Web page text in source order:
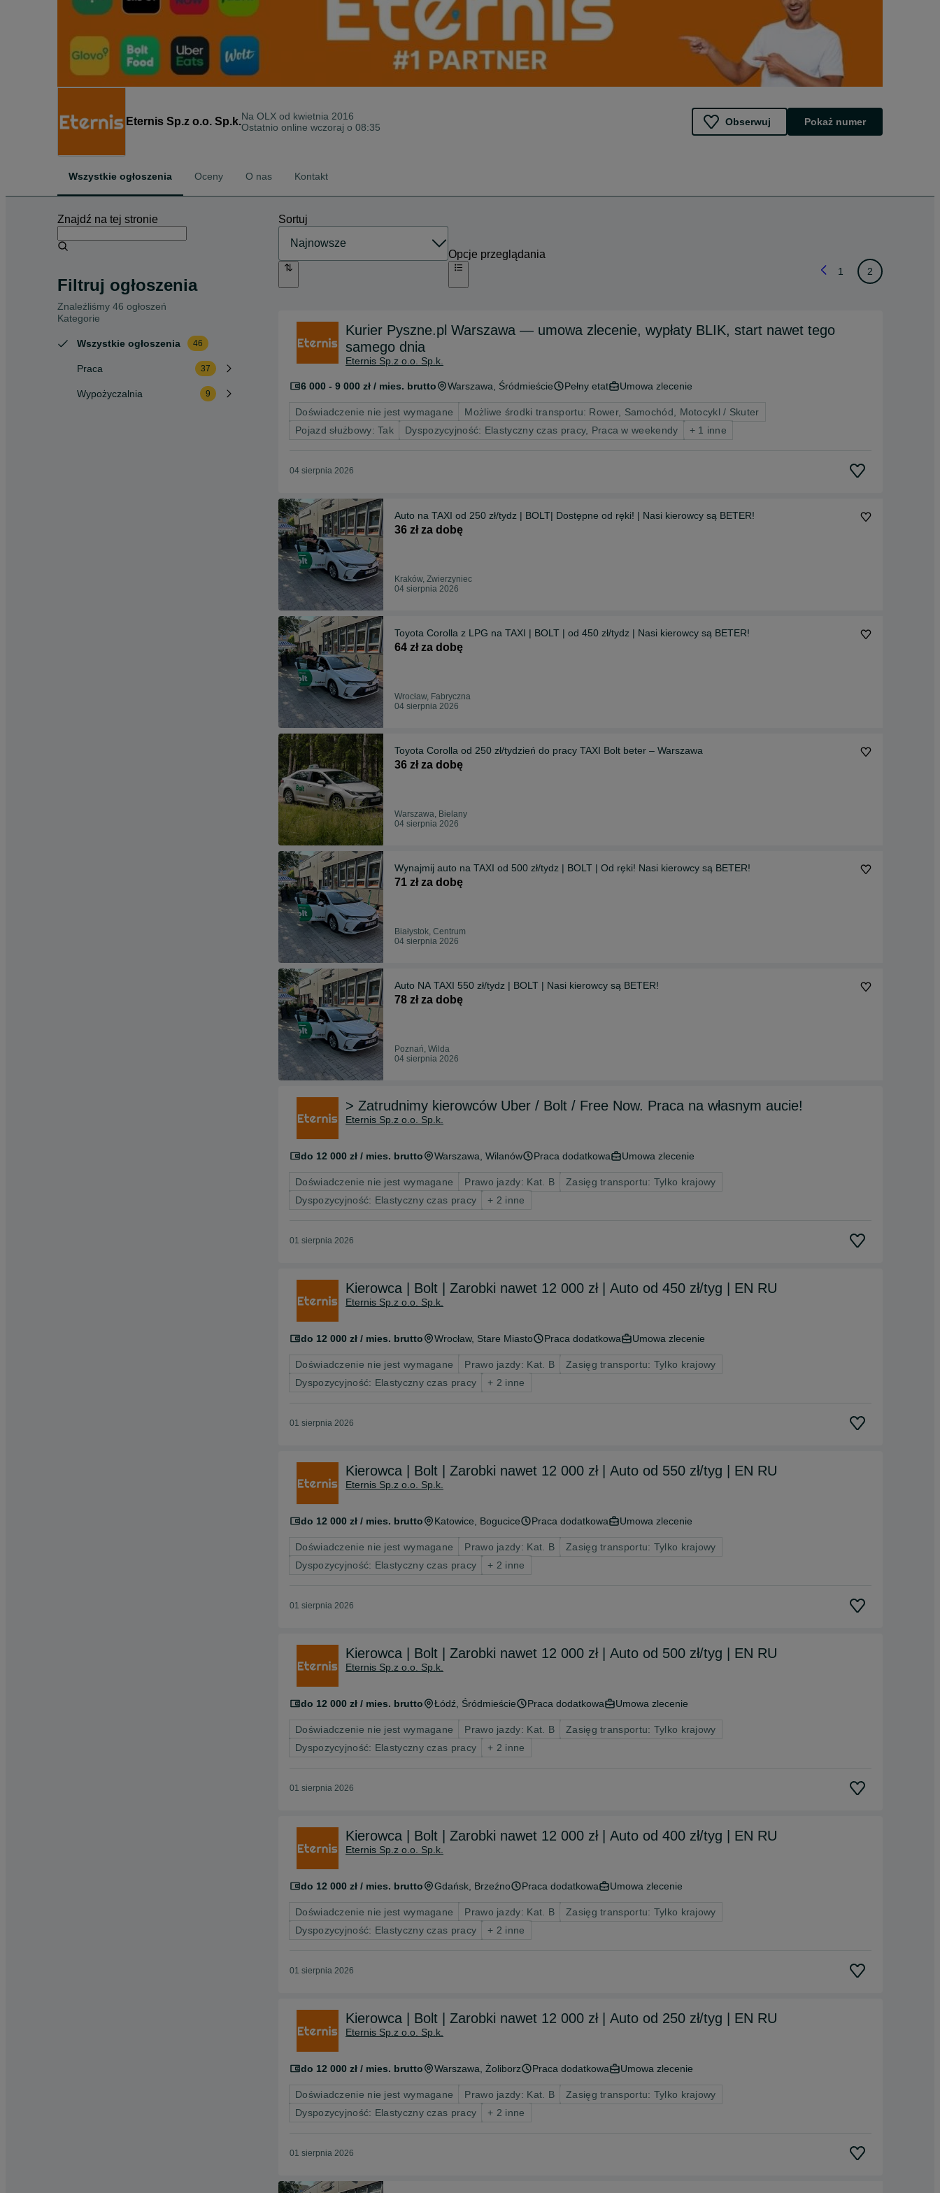
Eternis Sp.z o.o. Sp.k.Na OLX od kwietnia 2016
Ostatnio online wczoraj o 08:35
Obserwuj Pokaż numer
Wszystkie ogłoszenia Oceny O nas Kontakt
Znajdź na tej stronie
Filtruj ogłoszenia
Znaleźliśmy 46 ogłoszeń
Kategorie
Wszystkie ogłoszenia 46
Praca 37
Wypożyczalnia 9
Sortuj
Opcje przeglądania
1 2
Kurier Pyszne.pl Warszawa — umowa zlecenie, wypłaty BLIK, start nawet tego
samego dnia
Eternis Sp.z o.o. Sp.k.
6 000 - 9 000 zł / mies. brutto Warszawa , Śródmieście Pełny etat Umowa zlecenie
Doświadczenie nie jest wymagane
Możliwe środki transportu: Rower, Samochód, Motocykl / Skuter
Pojazd służbowy: Tak
Dyspozycyjność: Elastyczny czas pracy, Praca w weekendy + 1 inne
04 sierpnia 2026
Auto na TAXI od 250 zł/tydz | BOLT| Dostępne od ręki! | Nasi kierowcy są BETER!
36 zł za dobę
Kraków, Zwierzyniec
04 sierpnia 2026
Toyota Corolla z LPG na TAXI | BOLT | od 450 zł/tydz | Nasi kierowcy są BETER!
64 zł za dobę
Wrocław, Fabryczna
04 sierpnia 2026
Toyota Corolla od 250 zł/tydzień do pracy TAXI Bolt beter – Warszawa
36 zł za dobę
Warszawa, Bielany
04 sierpnia 2026
Wynajmij auto na TAXI od 500 zł/tydz | BOLT | Od ręki! Nasi kierowcy są BETER!
71 zł za dobę
Białystok, Centrum
04 sierpnia 2026
Auto NA TAXI 550 zł/tydz | BOLT | Nasi kierowcy są BETER!
78 zł za dobę
Poznań, Wilda
04 sierpnia 2026
> Zatrudnimy kierowców Uber / Bolt / Free Now. Praca na własnym aucie!
Eternis Sp.z o.o. Sp.k.
do 12 000 zł / mies. brutto Warszawa , Wilanów Praca dodatkowa Umowa zlecenie
Doświadczenie nie jest wymagane Prawo jazdy: Kat. B
Zasięg transportu: Tylko krajowy
Dyspozycyjność: Elastyczny czas pracy
+ 2 inne
01 sierpnia 2026
Kierowca | Bolt | Zarobki nawet 12 000 zł | Auto od 450 zł/tyg | EN RU
Eternis Sp.z o.o. Sp.k.
do 12 000 zł / mies. brutto Wrocław, Stare Miasto Praca dodatkowa Umowa zlecenie
Doświadczenie nie jest wymagane Prawo jazdy: Kat. B
Zasięg transportu: Tylko krajowy
Dyspozycyjność: Elastyczny czas pracy
+ 2 inne
01 sierpnia 2026
Kierowca | Bolt | Zarobki nawet 12 000 zł | Auto od 550 zł/tyg | EN RU
Eternis Sp.z o.o. Sp.k.
do 12 000 zł / mies. brutto Katowice , Bogucice Praca dodatkowa Umowa zlecenie
Doświadczenie nie jest wymagane Prawo jazdy: Kat. B
Zasięg transportu: Tylko krajowy
Dyspozycyjność: Elastyczny czas pracy
+ 2 inne
01 sierpnia 2026
Kierowca | Bolt | Zarobki nawet 12 000 zł | Auto od 500 zł/tyg | EN RU
Eternis Sp.z o.o. Sp.k.
do 12 000 zł / mies. brutto Łódź , Śródmieście Praca dodatkowa Umowa zlecenie
Doświadczenie nie jest wymagane Prawo jazdy: Kat. B
Zasięg transportu: Tylko krajowy
Dyspozycyjność: Elastyczny czas pracy
+ 2 inne
01 sierpnia 2026
Kierowca | Bolt | Zarobki nawet 12 000 zł | Auto od 400 zł/tyg | EN RU
Eternis Sp.z o.o. Sp.k.
do 12 000 zł / mies. brutto Gdańsk , Brzeźno Praca dodatkowa Umowa zlecenie
Doświadczenie nie jest wymagane Prawo jazdy: Kat. B
Zasięg transportu: Tylko krajowy
Dyspozycyjność: Elastyczny czas pracy
+ 2 inne
01 sierpnia 2026
Kierowca | Bolt | Zarobki nawet 12 000 zł | Auto od 250 zł/tyg | EN RU
Eternis Sp.z o.o. Sp.k.
do 12 000 zł / mies. brutto Warszawa , Żoliborz Praca dodatkowa Umowa zlecenie
Doświadczenie nie jest wymagane Prawo jazdy: Kat. B
Zasięg transportu: Tylko krajowy
Dyspozycyjność: Elastyczny czas pracy
+ 2 inne
01 sierpnia 2026